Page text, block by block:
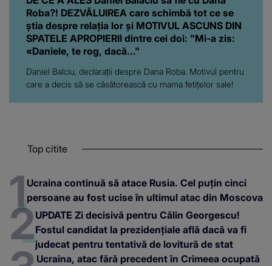
Roba?! DEZVĂLUIREA care schimbă tot ce se
știa despre relația lor și MOTIVUL ASCUNS DIN
SPATELE APROPIERII dintre cei doi: "Mi-a zis:
«Daniele, te rog, dacă..."
Daniel Balciu, declarații despre Dana Roba. Motivul pentru
care a decis să se căsătorească cu mama fetițelor sale!
Top citite
Ucraina continuă să atace Rusia. Cel puțin cinci
persoane au fost ucise în ultimul atac din Moscova
UPDATE Zi decisivă pentru Călin Georgescu!
Fostul candidat la prezidențiale află dacă va fi
judecat pentru tentativă de lovitură de stat
Ucraina, atac fără precedent în Crimeea ocupată